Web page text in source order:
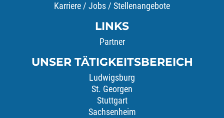
Karriere / Jobs / Stellenangebote
LINKS
Partner
UNSER TÄTIGKEITSBEREICH
Ludwigsburg
St. Georgen
Stuttgart
Sachsenheim